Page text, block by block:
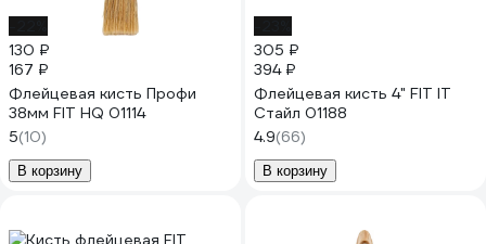
130 ₽
167 ₽
Флейцевая кисть Профи
38мм FIT HQ 01114
5(10)
В корзину
305 ₽
394 ₽
Флейцевая кисть 4" FIT IT
Стайл 01188
4.9(66)
В корзину